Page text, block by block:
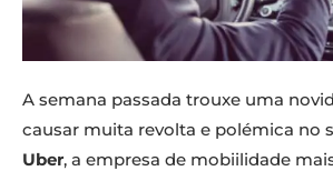
A semana passada trouxe uma
causar muita revolta e polémica no
Uber, a empresa de mobiilidade